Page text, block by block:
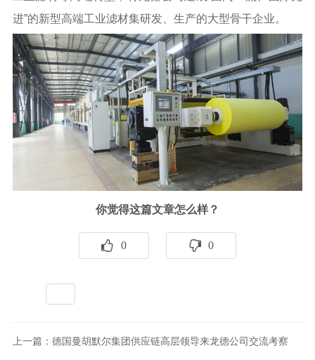
进”的新型高端工业滤材集研发、生产的大型骨干企业。
你觉得这篇文章怎么样？
0 0
上一篇：德国曼胡默尔集团供应链高层领导来龙德公司交流考察